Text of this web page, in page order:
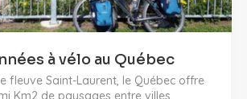
à vélo au Québec
fleuve Saint-Laurent, le Québec offre
Km2 de paysages entre villes,